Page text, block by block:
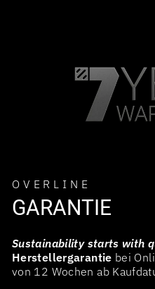
OVERLINE
GARANTIE
Sustainability starts with
Herstellergarantie bei
von 12 Wochen ab